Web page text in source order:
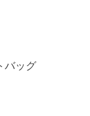
バッグ